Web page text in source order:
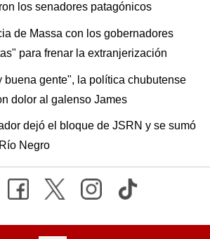
los senadores patagónicos
de Massa con los gobernadores
para frenar la extranjerización
buena gente", la política chubutense
dolor al galenso James
dejó el bloque de JSRN y se sumó
Negro